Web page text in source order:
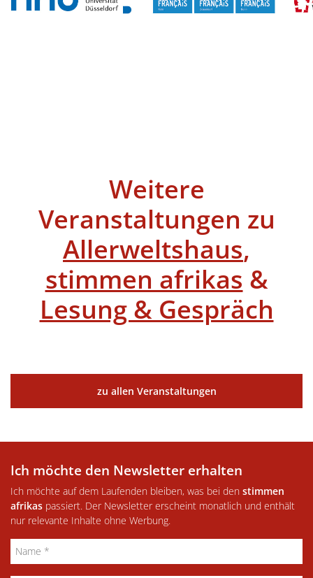
Weitere
Veranstaltungen zu
Allerweltshaus,
stimmen afrikas &
Lesung & Gespräch
zu allen Veranstaltungen
Ich möchte den Newsletter erhalten
Ich möchte auf dem Laufenden bleiben, was bei den stimmen
afrikas passiert. Der Newsletter erscheint monatlich und enthält
nur relevante Inhalte ohne Werbung.